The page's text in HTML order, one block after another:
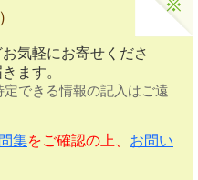
気軽にお寄せくださ
ます。
できる情報の記入はご遠
集をご確認の上、 お問い